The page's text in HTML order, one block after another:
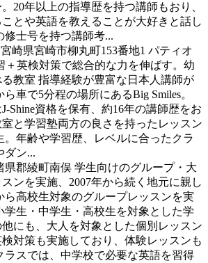
20年以上の指導歴を持つ講師もおり、
とや英語を教えることが大好きと話し
修士号を持つ講師考...
宮崎県宮崎市柳丸町153番地1 パティオ
＋英検対策で総合的な力を伸ばす。幼
教室 指導経験が豊富な日本人講師が
車で5分程の場所にあるBig Smiles。
Shine資格を保有、約16年の講師歴をお
と学習塾両方の良さを持ったレッスン
。年齢や学習歴、レベルに合ったクラ
ダン...
県郡綾町南俣 学生向けのグループ・大
ンを実施、2007年から続く地元に親し
ら高校生対象のグループレッスンを実
学生・中学生・高校生を対象とした学
にも、大人を対象とした個別レッスン
対策も実施しており、体験レッスンも
ラスでは、中学校で必要な英語を習得